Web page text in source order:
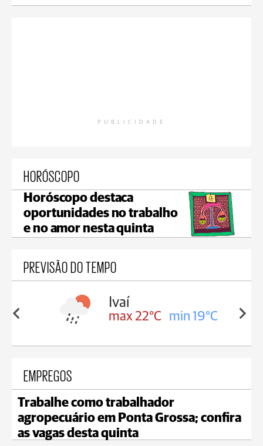
PUBLICIDADE
HORÓSCOPO
Horóscopo destaca
oportunidades no trabalho
e no amor nesta quinta
PREVISÃO DO TEMPO
17°C
Ivaí
max 22°C min 19°C
EMPREGOS
Trabalhe como trabalhador
agropecuário em Ponta Grossa; confira
as vagas desta quinta